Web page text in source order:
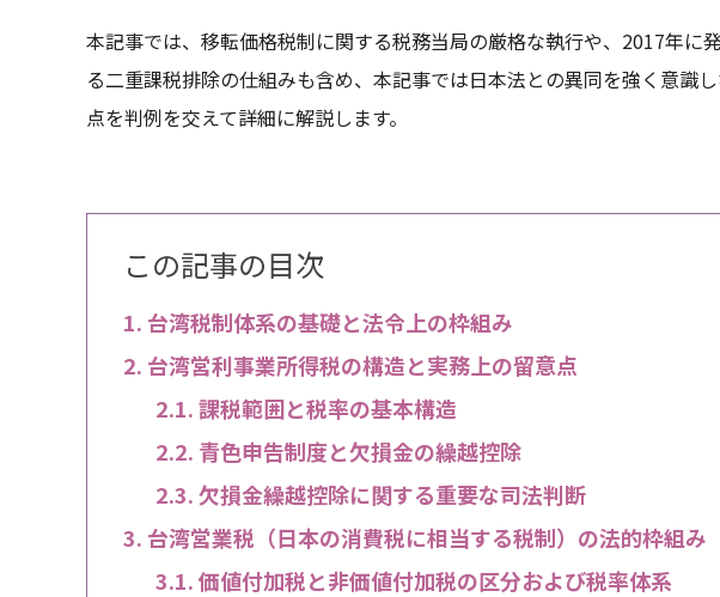
本記事では、移転価格税制に関する税務当局の厳格な執行や、2017年に
る二重課税排除の仕組みも含め、本記事では日本法との異同を強く意識
点を判例を交えて詳細に解説します。
この記事の目次
台湾税制体系の基礎と法令上の枠組み
台湾営利事業所得税の構造と実務上の留意点
課税範囲と税率の基本構造
青色申告制度と欠損金の繰越控除
欠損金繰越控除に関する重要な司法判断
台湾営業税（日本の消費税に相当する税制）の法的枠組み
価値付加税と非価値付加税の区分および税率体系